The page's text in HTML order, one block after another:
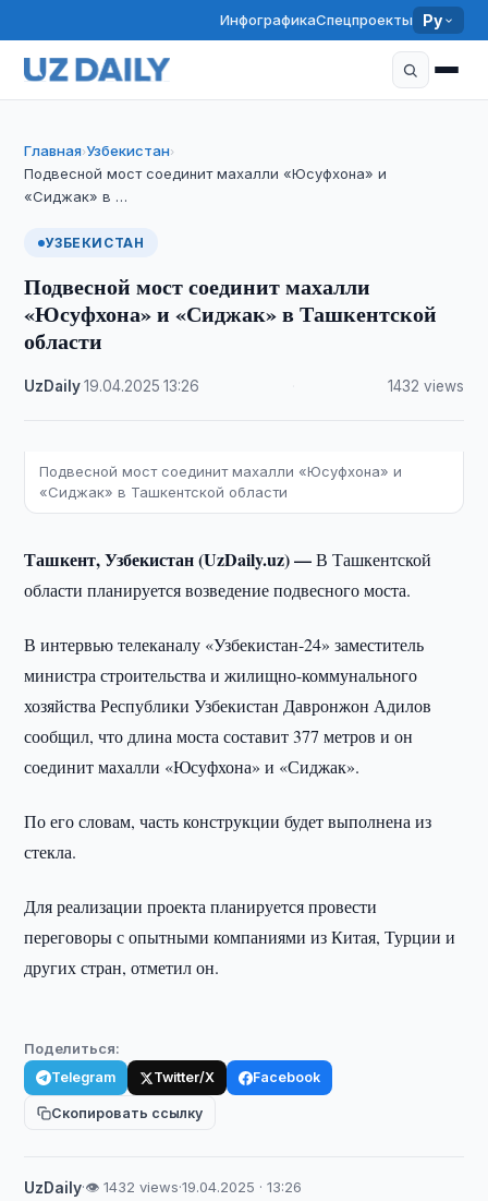
ИнфографикаСпецпроекты Ру
Главная›Узбекистан›
Подвесной мост соединит махалли «Юсуфхона» и
«Сиджак» в …
УЗБЕКИСТАН
Подвесной мост соединит махалли
«Юсуфхона» и «Сиджак» в Ташкентской
области
UzDaily·19.04.2025 ·13:26 1432 views
Подвесной мост соединит махалли «Юсуфхона» и
«Сиджак» в Ташкентской области
Ташкент, Узбекистан (UzDaily.uz) —В Ташкентской
области планируется возведение подвесного моста.
В интервью телеканалу «Узбекистан-24» заместитель
министра строительства и жилищно-коммунального
хозяйства Республики Узбекистан Давронжон Адилов
сообщил, что длина моста составит 377 метров и он
соединит махалли «Юсуфхона» и «Сиджак».
По его словам, часть конструкции будет выполнена из
стекла.
Для реализации проекта планируется провести
переговоры с опытными компаниями из Китая, Турции и
других стран, отметил он.
Поделиться:
Telegram Twitter/X Facebook
Скопировать ссылку
UzDaily·👁 1432 views·19.04.2025 · 13:26